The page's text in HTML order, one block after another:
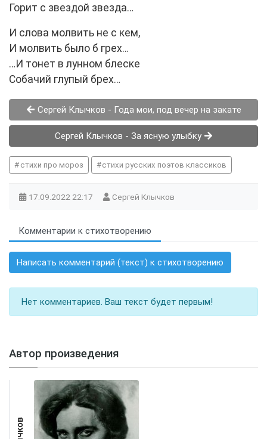
Горит с звездой звезда…
И слова молвить не с кем,
И молвить было б грех…
…И тонет в лунном блеске
Собачий глупый брех…
Сергей Клычков - Года мои, под вечер на закате
Сергей Клычков - За ясную улыбку
стихи про мороз стихи русских поэтов классиков
17.09.2022 22:17 Сергей Клычков
Комментарии к стихотворению
Написать комментарий (текст) к стихотворению
Нет комментариев. Ваш текст будет первым!
Автор произведения